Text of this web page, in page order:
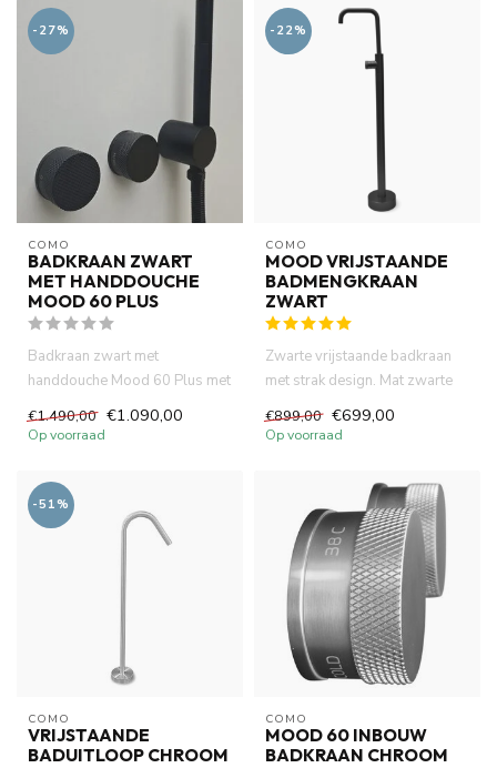
-27%
COMO
BADKRAAN ZWART
MET HANDDOUCHE
MOOD 60 PLUS
Badkraan zwart met
handdouche Mood 60 Plus met
ingebouwde thermostatische
bad me...
€1.490,00 €1.090,00
Op voorraad
-22%
COMO
MOOD VRIJSTAANDE
BADMENGKRAAN
ZWART
Zwarte vrijstaande badkraan
met strak design. Mat zwarte
vrijstaande badkraan is...
€899,00 €699,00
Op voorraad
-51%
COMO
VRIJSTAANDE
BADUITLOOP CHROOM
COMO
MOOD 60 INBOUW
BADKRAAN CHROOM